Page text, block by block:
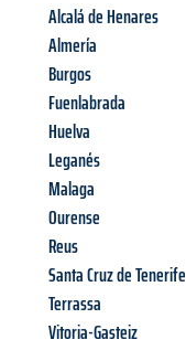
Alcalá de Henares
Almería
Burgos
Fuenlabrada
Huelva
Leganés
Malaga
Ourense
Reus
Santa Cruz de Tenerife
Terrassa
Vitoria-Gasteiz